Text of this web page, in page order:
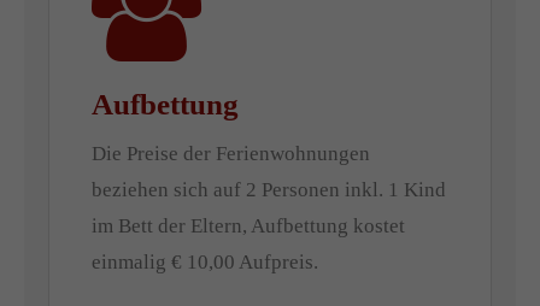
Aufbettung
Die Preise der Ferienwohnungen
beziehen sich auf 2 Personen inkl. 1 Kind
im Bett der Eltern, Aufbettung kostet
einmalig € 10,00 Aufpreis.